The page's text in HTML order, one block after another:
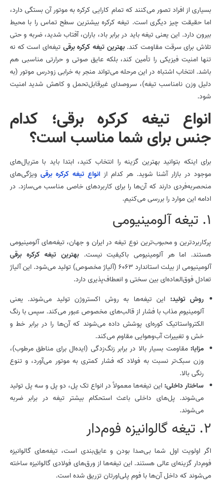
بسیاری از افراد تصور می‌کنند که تمام کارایی کرکره به موتور آن بستگی دارد،
اما حقیقت چیز دیگری است. تیغه کرکره بیشترین سطح تماس را با محیط
بیرون دارد. این یعنی تیغه باید در برابر باد، باران، آفتاب شدید، ضربه و حتی
تلاش برای سرقت مقاومت کند.بهترین تیغه کرکره برقی تیغه‌ای است که نه
تنها امنیت فیزیکی را تأمین کند، بلکه عایق صوتی و حرارتی مناسبی هم
باشد. انتخاب اشتباه در این مرحله می‌تواند منجر به خرابی زودرس موتور (به
دلیل وزن نامناسب تیغه)، سروصدای غیرقابل‌تحمل و کاهش شدید امنیت
شود.
انواع تیغه کرکره برقی؛ کدام
جنس برای شما مناسب است؟
برای اینکه بتوانید بهترین گزینه را انتخاب کنید، ابتدا باید با متریال‌های
موجود در بازار آشنا شوید. هر کدام ازانواع تیغه کرکره برقی ویژگی‌های
منحصر‌به‌فردی دارند که آن‌ها را برای کاربردهای خاصی مناسب می‌سازد. در
ادامه این موارد را بررسی می‌کنیم.
1. تیغه آلومینیومی
پرکاربردترین و محبوب‌ترین نوع تیغه در ایران و جهان، تیغه‌های آلومینیومی
هستند. اما هر آلومینیومی باکیفیت نیست. بهترین تیغه کرکره برقی
آلومینیومی از بیلت استاندارد 6063 (آلیاژ مخصوص) تولید می‌شود. این آلیاژ
تعادل فوق‌العاده‌ای بین سختی و انعطاف‌پذیری دارد.
روش تولید: این تیغه‌ها به روش اکستروژن تولید می‌شوند. یعنی
آلومینیوم مذاب با فشار از قالب‌های مخصوص عبور می‌کند. سپس با رنگ
الکترواستاتیک کوره‌ای پوشش داده می‌شوند که آن‌ها را در برابر خط و
خش و تغییرات آب‌وهوایی مقاوم می‌کند.
مزایا: مقاومت بسیار بالا در برابر زنگ‌زدگی (ایده‌ال برای مناطق مرطوب)،
وزن سبک‌تر نسبت به فولاد که فشار کمتری به موتور می‌آورد، و تنوع
رنگی بالا.
ساختار داخلی: این تیغه‌ها معمولاً در انواع تک پل، دو پل و سه پل تولید
می‌شوند. پل‌های داخلی باعث استحکام بیشتر تیغه در برابر ضربه
می‌شوند.
2. تیغه گالوانیزه فوم‌دار
اگر اولویت اول شما بی‌صدا بودن و عایق‌بندی است، تیغه‌های گالوانیزه
فوم‌دار گزینه‌ای عالی هستند. این تیغه‌ها از ورق‌های فولادی گالوانیزه ساخته
می‌شوند که داخل آن‌ها با فوم پلی‌اورتان تزریق شده است.